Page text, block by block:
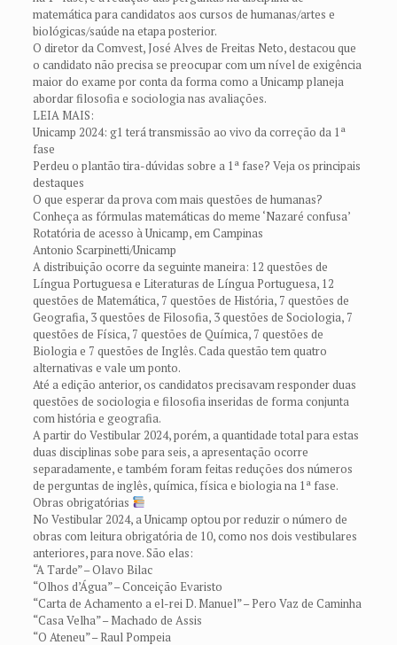
matemática para candidatos aos cursos de humanas/artes e
biológicas/saúde na etapa posterior.
O diretor da Comvest, José Alves de Freitas Neto, destacou que
o candidato não precisa se preocupar com um nível de exigência
maior do exame por conta da forma como a Unicamp planeja
abordar filosofia e sociologia nas avaliações.
LEIA MAIS:
Unicamp 2024: g1 terá transmissão ao vivo da correção da 1ª
fase
Perdeu o plantão tira-dúvidas sobre a 1ª fase? Veja os principais
destaques
O que esperar da prova com mais questões de humanas?
Conheça as fórmulas matemáticas do meme ‘Nazaré confusa’
Rotatória de acesso à Unicamp, em Campinas
Antonio Scarpinetti/Unicamp
A distribuição ocorre da seguinte maneira: 12 questões de
Língua Portuguesa e Literaturas de Língua Portuguesa, 12
questões de Matemática, 7 questões de História, 7 questões de
Geografia, 3 questões de Filosofia, 3 questões de Sociologia, 7
questões de Física, 7 questões de Química, 7 questões de
Biologia e 7 questões de Inglês. Cada questão tem quatro
alternativas e vale um ponto.
Até a edição anterior, os candidatos precisavam responder duas
questões de sociologia e filosofia inseridas de forma conjunta
com história e geografia.
A partir do Vestibular 2024, porém, a quantidade total para estas
duas disciplinas sobe para seis, a apresentação ocorre
separadamente, e também foram feitas reduções dos números
de perguntas de inglês, química, física e biologia na 1ª fase.
Obras obrigatórias
No Vestibular 2024, a Unicamp optou por reduzir o número de
obras com leitura obrigatória de 10, como nos dois vestibulares
anteriores, para nove. São elas:
“A Tarde” – Olavo Bilac
“Olhos d’Água” – Conceição Evaristo
“Carta de Achamento a el-rei D. Manuel” – Pero Vaz de Caminha
“Casa Velha” – Machado de Assis
“O Ateneu” – Raul Pompeia